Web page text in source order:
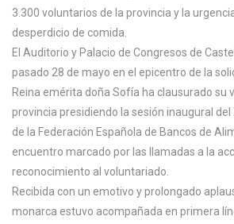
3.300 voluntarios de la provincia y la
desperdicio de comida.
El Auditorio y Palacio de Congresos de
pasado 28 de mayo en el epicentro de la
Reina emérita doña Sofía ha clausurado su
provincia presidiendo la sesión inaugural del
de la Federación Española de Bancos de
encuentro marcado por las llamadas a la
reconocimiento al voluntariado.
Recibida con un emotivo y prolongado
monarca estuvo acompañada en primera